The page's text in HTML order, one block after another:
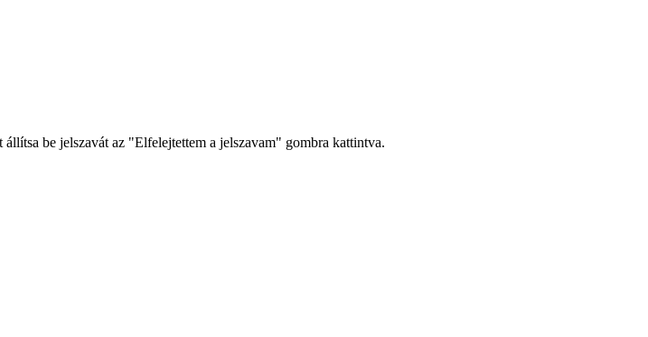
be jelszavát az "Elfelejtettem a jelszavam" gombra kattintva.